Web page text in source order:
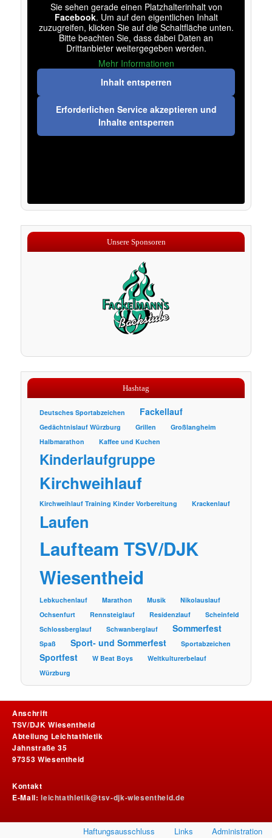
Sie sehen gerade einen Platzhalterinhalt von
Facebook. Um auf den eigentlichen Inhalt
zuzugreifen, klicken Sie auf die Schaltfläche unten.
Bitte beachten Sie, dass dabei Daten an
Drittanbieter weitergegeben werden.
Mehr Informationen
Inhalt entsperren
Erforderlichen Service akzeptieren und
Inhalte entsperren
Unsere Sponsoren
Hashtag
Deutsches Sportabzeichen Fackellauf
Gedächtnislauf Würzburg Grillen
Großlangheim
Halbmarathon
Kaffee und Kuchen
Kinderlaufgruppe
Kirchweihlauf
Kirchweihlauf Training Kinder Vorbereitung Krackenlauf
Laufen
Laufteam TSV/DJK
Wiesentheid
Lebkuchenlauf Marathon Musik
Nikolauslauf
Ochsenfurt
Rennsteiglauf Residenzlauf
Scheinfeld
Schlossberglauf
Schwanberglauf Sommerfest
Spaß Sport- und Sommerfest Sportabzeichen
Sportfest W Beat Boys
Weltkulturerbelauf
Würzburg
Anschrift
TSV/DJK Wiesentheid
Abteilung Leichtathletik
Jahnstraße 35
97353 Wiesentheid
Kontakt
E-Mail:leichtathletik@tsv-djk-wiesentheid.de
Administration
Links
Haftungsausschluss